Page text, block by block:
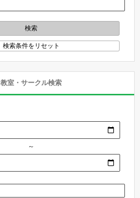
教室・サークル検索
～